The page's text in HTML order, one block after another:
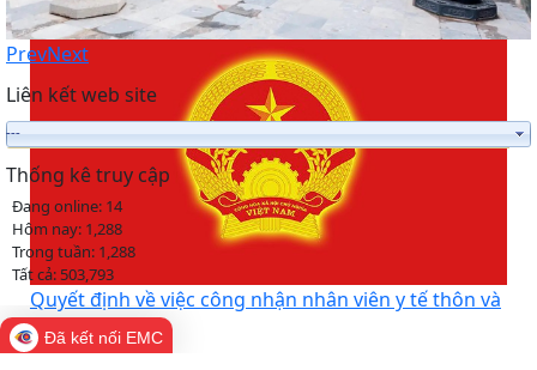
Quyết định về việc công nhận nhân viên y tế thôn và
cộng tác viên dân số trên địa bàn xã Chấn Hưng
PrevNext
Liên kết web site
Thống kê truy cập
Đang online: 14
Hôm nay: 1,288
Trong tuần: 1,288
Tất cả: 503,793
Cổng Thông tin điện tử Xã Chấn Hưng,
Đã kết nối EMC